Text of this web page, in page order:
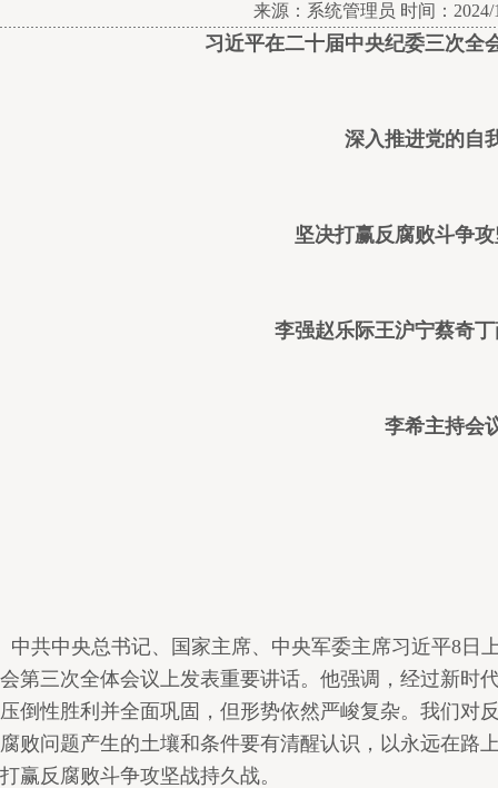
来源：系统管理员 时间：2024/
习近平在二十届中央纪委三次全
深入推进党的自
坚决打赢反腐败斗争
李强赵乐际王沪宁蔡奇
李希主持会
中共中央总书记、国家主席、中央军委主席习近平8日
会第三次全体会议上发表重要讲话。他强调，经过新时
压倒性胜利并全面巩固，但形势依然严峻复杂。我们对
腐败问题产生的土壤和条件要有清醒认识，以永远在路
打赢反腐败斗争攻坚战持久战。